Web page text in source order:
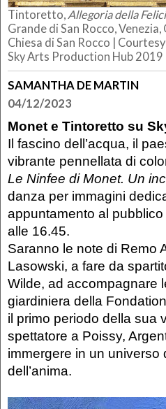
Tintoretto, Allegoria della
Grande di San Rocco,
Chiesa di San Rocco |
Sky Arts Production Hub 2019
SAMANTHA DE MARTIN
04/12/2023
Monet e Tintoretto su
Il fascino dell’acqua, il
vibrante pennellata di
Le Ninfee di Monet. Un
danza per immagini
appuntamento al
alle 16.45.
Saranno le note di Remo
Lasowski, a fare da
Wilde, ad accompagnare
giardiniera della
il primo periodo della sua
spettatore a Poissy,
immergere in un
dell’anima.